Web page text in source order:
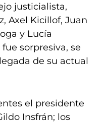
justicialista,
Axel Kicillof, Juan
y Lucía
sorpresiva, se
de su actual
el presidente
Insfrán; los